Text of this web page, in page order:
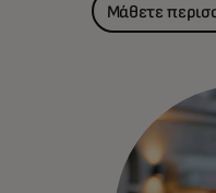
Μάθετε